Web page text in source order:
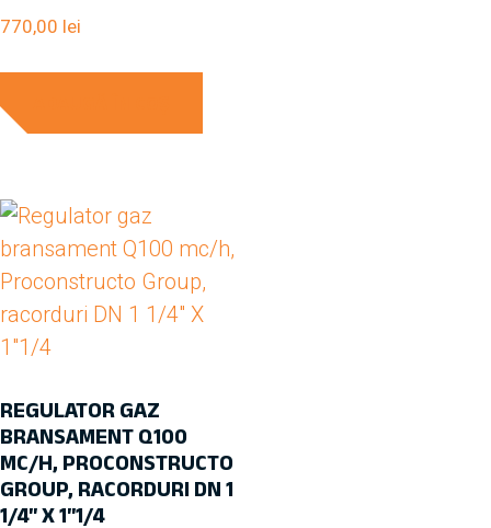
770,00 lei
REGULATOR GAZ
BRANSAMENT Q100
MC/H, PROCONSTRUCTO
GROUP, RACORDURI DN 1
1/4″ X 1″1/4